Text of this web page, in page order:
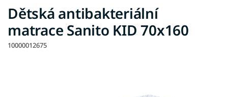
Dětská antibakteriální
matrace Sanito KID 70x160
10000012675